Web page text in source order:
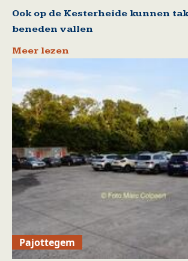
Ook op de Kesterheide kunnen
beneden vallen
Meer lezen
Pajottegem